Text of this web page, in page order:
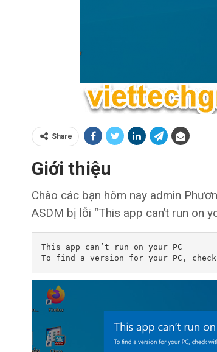
Share
Giới thiệu
Chào các bạn hôm nay admin
ASDM bị lỗi “This app can’t run on
This app can’t run on your PC
To find a version for your PC,